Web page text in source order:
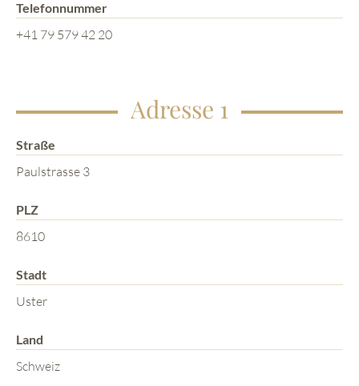
Telefonnummer
+41 79 579 42 20
Adresse 1
Straße
Paulstrasse 3
PLZ
8610
Stadt
Uster
Land
Schweiz